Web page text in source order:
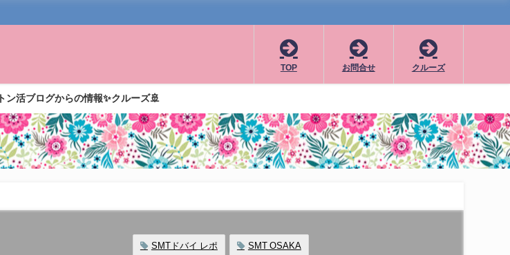
TOP お問合せ クルーズ
トン活ブログからの情報✨クルーズ🚢
SMTドバイ レポ SMT OSAKA